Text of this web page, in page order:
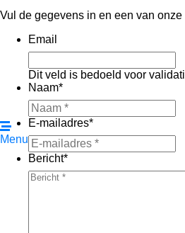
Menu
Vul de gegevens in en een van
Email
Dit veld is bedoeld voor
Naam*
E-mailadres*
Bericht*